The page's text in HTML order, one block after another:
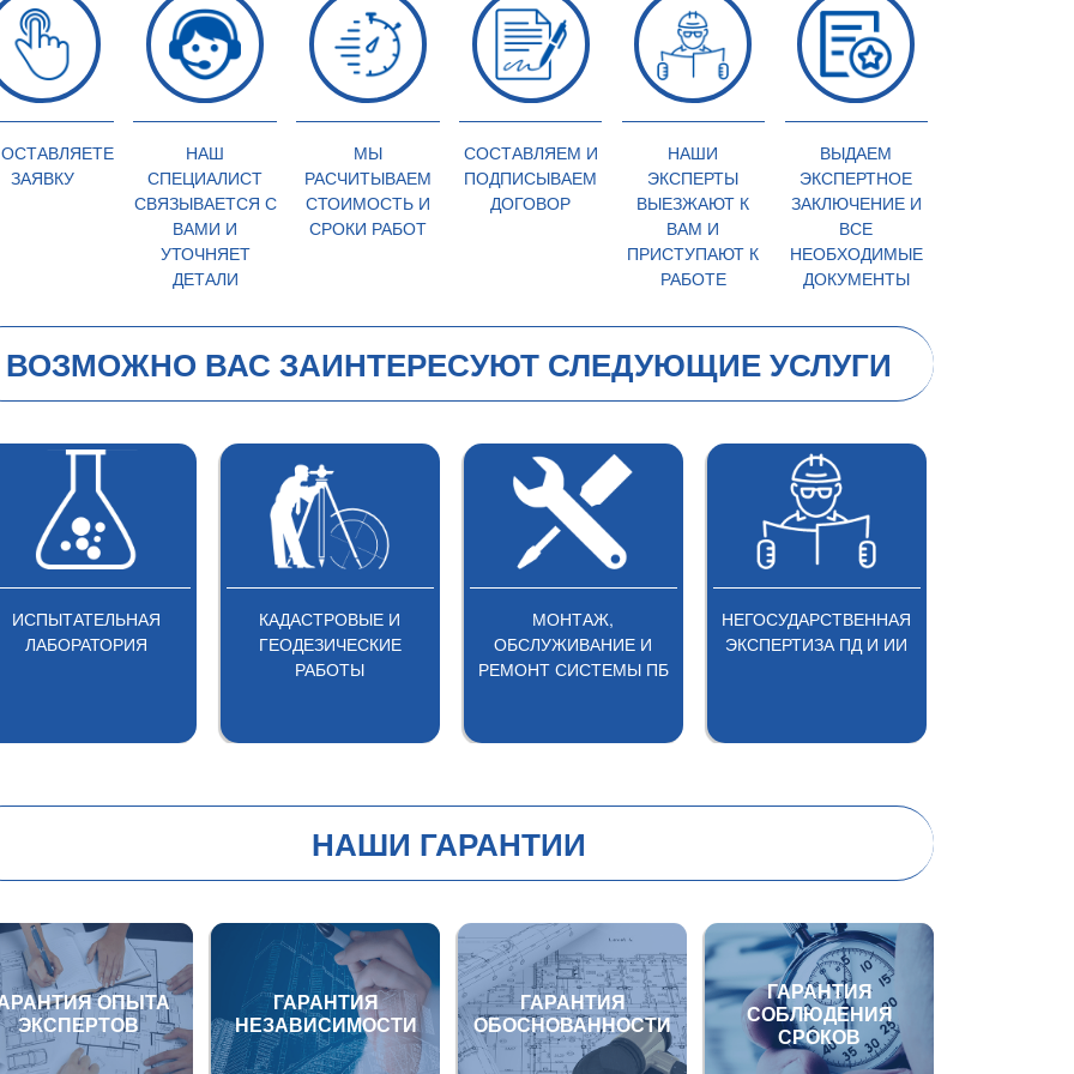
ЗАЯВКУ
НАШ
СПЕЦИАЛИСТ
СВЯЗЫВАЕТСЯ С
ВАМИ И
УТОЧНЯЕТ
ДЕТАЛИ
МЫ
РАСЧИТЫВАЕМ
СТОИМОСТЬ И
СРОКИ РАБОТ
СОСТАВЛЯЕМ И
ПОДПИСЫВАЕМ
ДОГОВОР
НАШИ
ЭКСПЕРТЫ
ВЫЕЗЖАЮТ К
ВАМ И
ПРИСТУПАЮТ К
РАБОТЕ
ВЫДАЕМ
ЭКСПЕРТНОЕ
ЗАКЛЮЧЕНИЕ И
ВСЕ
НЕОБХОДИМЫЕ
ДОКУМЕНТЫ
ВОЗМОЖНО ВАС ЗАИНТЕРЕСУЮТ СЛЕДУЮЩИЕ УСЛУГИ
ИСПЫТАТЕЛЬНАЯ
ЛАБОРАТОРИЯ
КАДАСТРОВЫЕ И
ГЕОДЕЗИЧЕСКИЕ
РАБОТЫ
МОНТАЖ,
ОБСЛУЖИВАНИЕ И
РЕМОНТ СИСТЕМЫ ПБ
НЕГОСУДАРСТВЕННАЯ
ЭКСПЕРТИЗА ПД И ИИ
НАШИ ГАРАНТИИ
ОПЫТА
ЭКСПЕРТОВ
ГАРАНТИЯ
НЕЗАВИСИМОСТИ
ГАРАНТИЯ
ОБОСНОВАННОСТИ
ГАРАНТИЯ
СОБЛЮДЕНИЯ
СРОКОВ